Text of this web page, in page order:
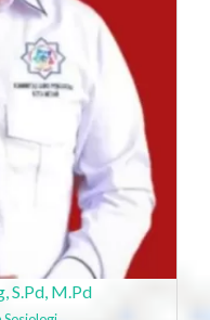
S.Pd, M.Pd